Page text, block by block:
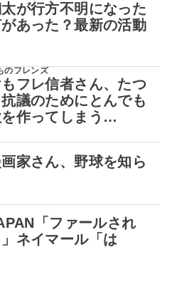
が行方不明になった
あった？最新の活動
のフレンズ
もフレ信者さん、たつ
議のためにとんでも
作ってしまう…
画家さん、野球を知ら
「ファールされ
ネイマール「は